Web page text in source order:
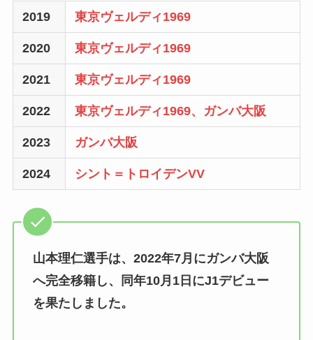
2019 東京ヴェルディ1969
2020 東京ヴェルディ1969
2021 東京ヴェルディ1969
2022 東京ヴェルディ1969、ガンバ大阪
2023 ガンバ大阪
2024 シント＝トロイデンVV
山本理仁選手は、2022年7月にガンバ大阪
へ完全移籍し、同年10月1日にJ1デビュー
を果たしました。